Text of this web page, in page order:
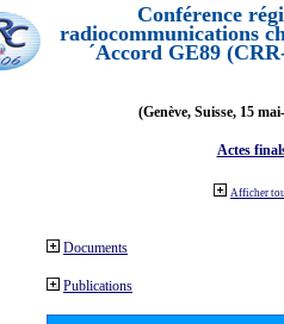
Conférence
radiocommunications
´Accord GE89
(Genève, Suisse, 15
Actes
Afficher
Documents
Publications